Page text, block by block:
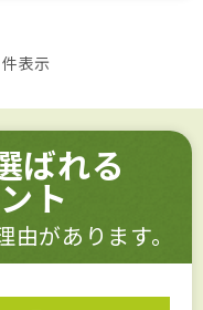
件表示
ばれる
ト
があります。